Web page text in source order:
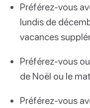
Préférez-vous
lundis de
vacances
Préférez-vous
de Noël ou le
Préférez-vous